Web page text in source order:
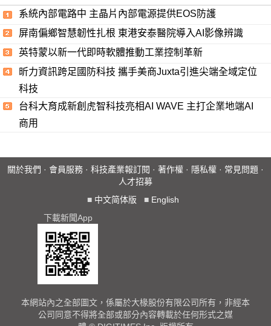
系統內部電路中 主晶片內部電源提供EOS防護
屏南偏鄉智慧韌性扎根 東港安泰醫院導入AI影像辨識
英特蒙以新一代即時軟體推動工業控制革新
昕力資訊跨足國防科技 攜手美商Juxta引進尖端全域定位
科技
台科大育成新創虎智科技亮相AI WAVE 主打企業地端AI
商用
關於我們 · 會員服務 · 科技產業報訂閱 · 著作權 · 隱私權 · 常見問題 ·
人才招募
■ 中文简体版 ■ English
下載新聞App
本網站內之全部圖文，係屬於大椽股份有限公司所有，非經本
公司同意不得將全部或部分內容轉載於任何形式之媒